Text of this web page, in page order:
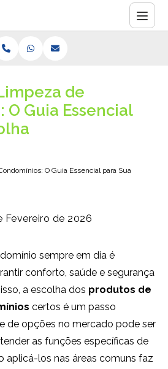
de Condomínios: O Guia Essencial para Sua
de
Guia Essencial
Fevereiro de 2026
sempre em dia é
conforto, saúde e segurança
a escolha dos produtos de
certos é um passo
de opções no mercado pode ser
as funções específicas de
aplicá-los nas áreas comuns faz